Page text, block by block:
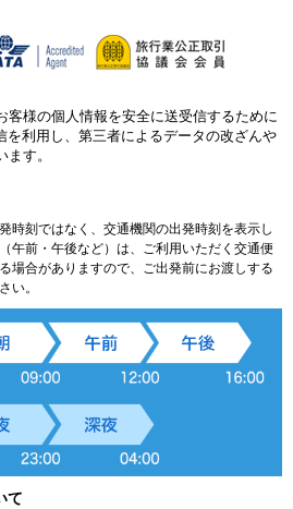
客様の個人情報を安全に送受信するために
を利用し、第三者によるデータの改ざんや
す。
時刻ではなく、交通機関の出発時刻を表示し
午前・午後など）は、ご利用いただく交通便
場合がありますので、ご出発前にお渡しする
い。
て